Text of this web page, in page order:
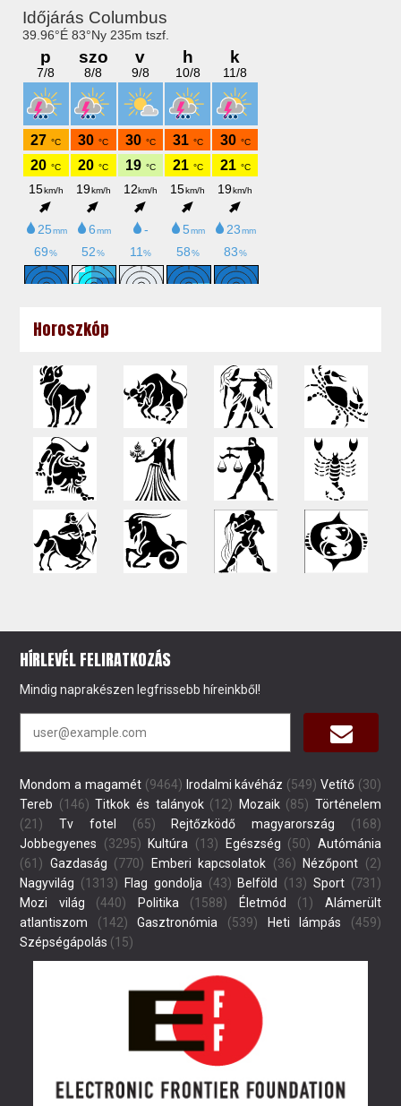
Horoszkóp
HÍRLEVÉL FELIRATKOZÁS
Mindig naprakészen legfrissebb híreinkből!
Mondom a magamét(9464) Irodalmi kávéház (549) Vetítő(30)
Tereb (146) Titkok és talányok(12) Mozaik(85) Történelem
(21)
Tv fotel (65) Rejtőzködő magyarország (168)
Jobbegyenes (3295) Kultúra (13) Egészség (50) Autómánia
(61) Gazdaság (770) Emberi kapcsolatok (36) Nézőpont (2)
Nagyvilág (1313) Flag gondolja (43) Belföld (13) Sport(731)
Mozi világ (440) Politika (1588) Életmód (1)
Alámerült
atlantiszom (142) Gasztronómia (539) Heti lámpás (459)
Szépségápolás (15)